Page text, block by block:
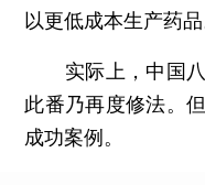
以更低成本生产药品
实际上，中国八
此番乃再度修法。
成功案例。